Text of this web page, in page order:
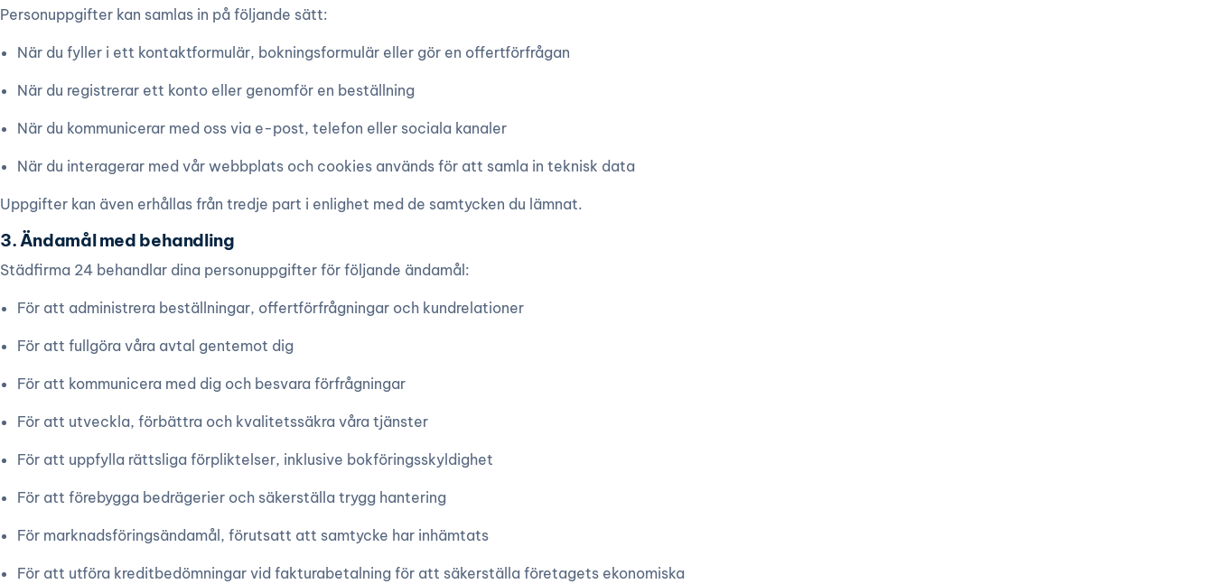
Personuppgifter kan samlas in på följande sätt:
När du fyller i ett kontaktformulär, bokningsformulär eller gör en offertförfrågan
När du registrerar ett konto eller genomför en beställning
När du kommunicerar med oss via e-post, telefon eller sociala kanaler
När du interagerar med vår webbplats och cookies används för att samla in teknisk data
Uppgifter kan även erhållas från tredje part i enlighet med de samtycken du lämnat.
3. Ändamål med behandling
Städfirma 24 behandlar dina personuppgifter för följande ändamål:
För att administrera beställningar, offertförfrågningar och kundrelationer
För att fullgöra våra avtal gentemot dig
För att kommunicera med dig och besvara förfrågningar
För att utveckla, förbättra och kvalitetssäkra våra tjänster
För att uppfylla rättsliga förpliktelser, inklusive bokföringsskyldighet
För att förebygga bedrägerier och säkerställa trygg hantering
För marknadsföringsändamål, förutsatt att samtycke har inhämtats
För att utföra kreditbedömningar vid fakturabetalning för att säkerställa företagets ekonomiska